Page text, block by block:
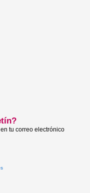
tu correo electrónico